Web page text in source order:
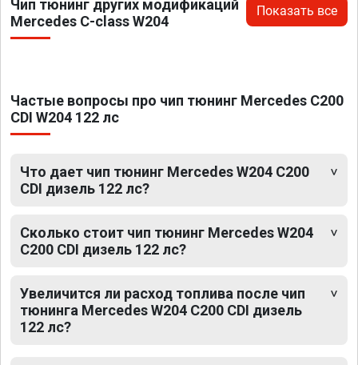
Чип тюнинг других модификаций
Mercedes C-class W204
Показать все
Частые вопросы про чип тюнинг Mercedes C200
CDI W204 122 лс
Что дает чип тюнинг Mercedes W204 C200
CDI дизель 122 лс?
Сколько стоит чип тюнинг Mercedes W204
C200 CDI дизель 122 лс?
Увеличится ли расход топлива после чип
тюнинга Mercedes W204 C200 CDI дизель
122 лс?